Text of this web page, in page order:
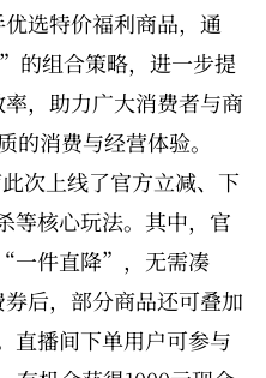
选特价福利商品，通
的组合策略，进一步提
，助力广大消费者与商
的消费与经营体验。
次上线了官方立减、下
等核心玩法。其中，官
一件直降”，无需凑
后，部分商品还可叠加
直播间下单用户可参与